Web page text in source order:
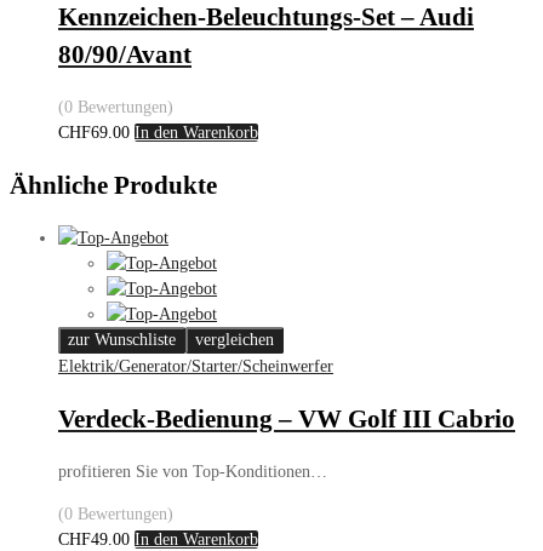
Kennzeichen-Beleuchtungs-Set – Audi
80/90/Avant
(0 Bewertungen)
CHF69.00 In den Warenkorb
Ähnliche Produkte
zur Wunschliste
vergleichen
Elektrik/Generator/Starter/Scheinwerfer
Verdeck-Bedienung – VW Golf III Cabrio
profitieren Sie von Top-Konditionen…
(0 Bewertungen)
CHF49.00 In den Warenkorb